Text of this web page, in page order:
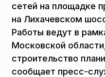
сетей на площадке
на Лихачевском
Работы ведут в
Московской
строительство
сообщает пресс-